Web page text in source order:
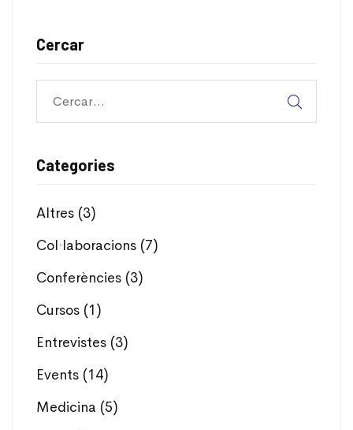
Cercar
Categories
Altres (3)
Col·laboracions (7)
Conferències (3)
Cursos (1)
Entrevistes (3)
Events (14)
Medicina (5)